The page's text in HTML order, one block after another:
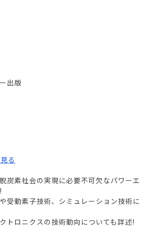
出版
る
炭素社会の実現に必要不可欠なパワーエ
受動素子技術、シミュレーション技術に
トロニクスの技術動向についても詳述!